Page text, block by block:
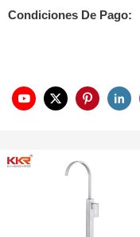
Condiciones De Pago: